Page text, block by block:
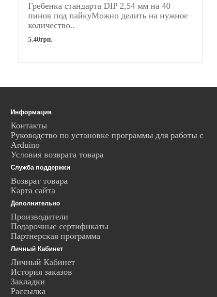
Гребенка стандарта DIP 2,54 мм на 40
пинов под пайкуМожно делить на нужное
количество..
5.40грн.
Информация
Контакты
Руководство по установке программы для работы с
Arduino
Условия возврата товара
Служба поддержки
Возврат товара
Карта сайта
Дополнительно
Производители
Подарочные сертификаты
Партнерская программа
Личный Кабинет
Личный Кабинет
История заказов
Закладки
Рассылка